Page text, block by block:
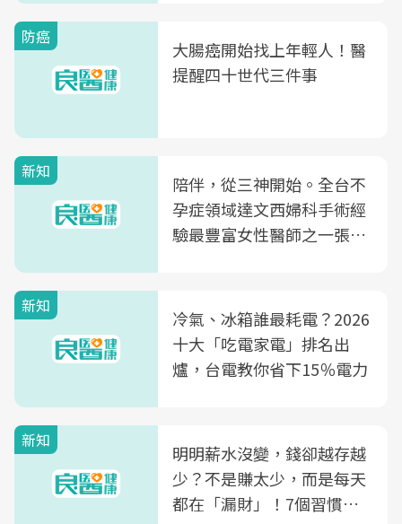
防癌
大腸癌開始找上年輕人！醫
提醒四十世代三件事
新知
陪伴，從三神開始。全台不
孕症領域達文西婦科手術經
驗最豐富女性醫師之一張永
光田醫院建構360度女性健
康照護生態圈
新知
冷氣、冰箱誰最耗電？2026
十大「吃電家電」排名出
爐，台電教你省下15％電力
新知
明明薪水沒變，錢卻越存越
少？不是賺太少，而是每天
都在「漏財」！7個習慣一